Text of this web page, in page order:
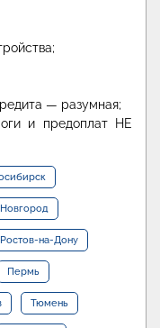
— разумная;
и предоплат НЕ
Ростов-на-Дону
Пермь
Тюмень